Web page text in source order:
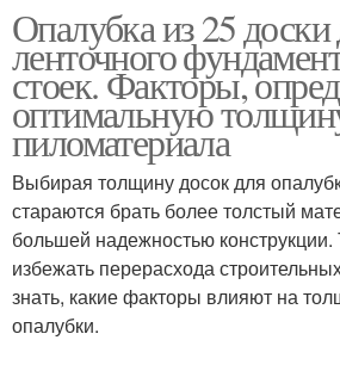
Опалубка из 25 доски
ленточного
стоек. Факторы,
оптимальную
пиломатериала
Выбирая толщину досок для
стараются брать более толстый
большей надежностью
избежать перерасхода
знать, какие факторы влияют на
опалубки.